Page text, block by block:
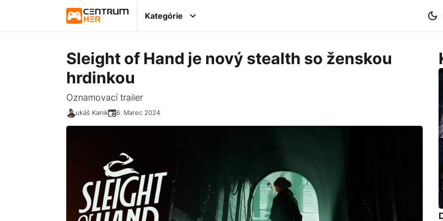
Kategórie
Sleight of Hand je nový stealth so ženskou
hrdinkou
Oznamovací trailer
Lukáš Kanik 06. Marec 2024